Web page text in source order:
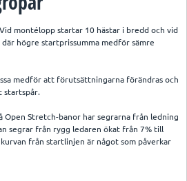
Vid montélopp startar 10 hästar i bredd och vid
högre startprissumma medför sämre
medför att förutsättningarna förändras och
startspår.
Open Stretch-banor har segrarna från ledning
segrar från rygg ledaren ökat från 7% till
från startlinjen är något som påverkar